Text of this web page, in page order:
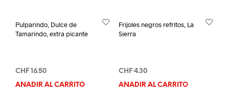
Pulparindo, Dulce de
Tamarindo, extra picante
CHF 16.50
AÑADIR AL CARRITO
Frijoles negros refritos, La
Sierra
CHF4.30
AÑADIR AL CARRITO